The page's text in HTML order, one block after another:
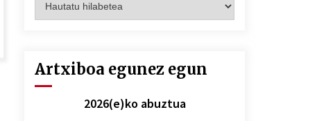
hilez
Artxiboa egunez egun
2026(e)ko abuztua